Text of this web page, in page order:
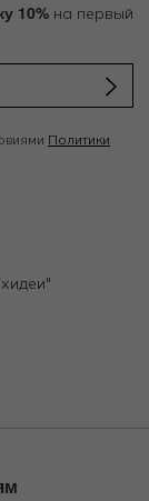
10% на первый
Политики